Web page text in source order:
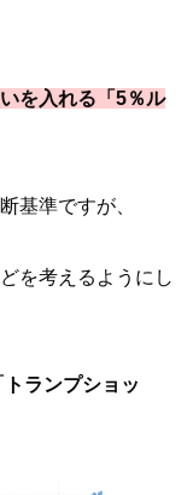
を入れる「5％ル
基準ですが、
を考えるようにし
トランプショッ